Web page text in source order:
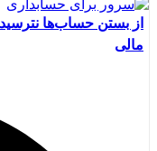
از بستن حساب‌ها
مالی